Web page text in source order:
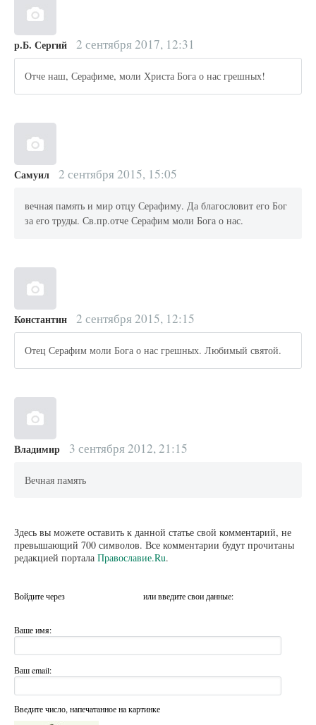
р.Б. Сергий 2 сентября 2017, 12:31
Отче наш, Серафиме, моли Христа Бога о нас грешных!
Самуил 2 сентября 2015, 15:05
вечная память и мир отцу Серафиму. Да благословит его Бог
за его труды. Св.пр.отче Серафим моли Бога о нас.
Константин 2 сентября 2015, 12:15
Отец Серафим моли Бога о нас грешных. Любимый святой.
Владимир 3 сентября 2012, 21:15
Вечная память
Здесь вы можете оставить к данной статье свой комментарий, не
превышающий 700 символов. Все комментарии будут прочитаны
редакцией портала Православие.Ru.
Войдите через или введите свои данные:
Ваше имя:
Ваш email:
Введите число, напечатанное на картинке